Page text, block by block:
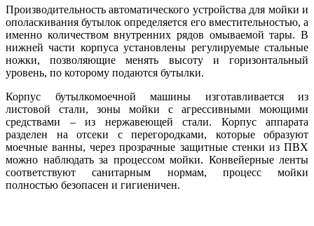
Производительность автоматического устройства для мойки и
ополаскивания бутылок определяется его вместительностью, а
именно количеством внутренних рядов омываемой тары. В
нижней части корпуса установлены регулируемые стальные
ножки, позволяющие менять высоту и горизонтальный
уровень, по которому подаются бутылки.
Корпус бутылкомоечной машины изготавливается из
листовой стали, зоны мойки с агрессивными моющими
средствами – из нержавеющей стали. Корпус аппарата
разделен на отсеки с перегородками, которые образуют
моечные ванны, через прозрачные защитные стенки из ПВХ
можно наблюдать за процессом мойки. Конвейерные ленты
соответствуют санитарным нормам, процесс мойки
полностью безопасен и гигиеничен.